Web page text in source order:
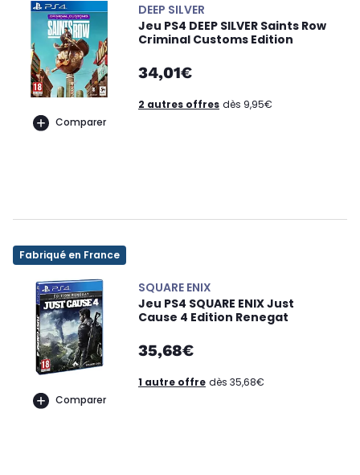
Comparer
DEEP SILVER
Jeu PS4 DEEP SILVER Saints Row
Criminal Customs Edition
34,01€
2 autres offres dès 9,95€
Fabriqué en France
Comparer
SQUARE ENIX
Jeu PS4 SQUARE ENIX Just
Cause 4 Edition Renegat
35,68€
1 autre offre dès 35,68€